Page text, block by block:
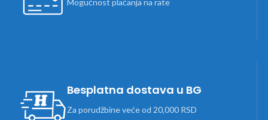
Mogućnost plaćanja na rate
Besplatna dostava u BG
Za porudžbine veće od 20,000 RSD